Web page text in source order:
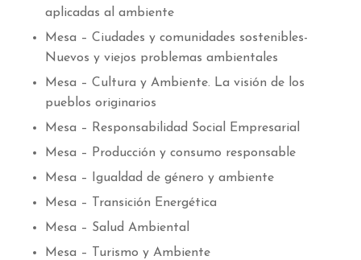
aplicadas al ambiente
Mesa – Ciudades y comunidades sostenibles-
Nuevos y viejos problemas ambientales
Mesa – Cultura y Ambiente. La visión de los
pueblos originarios
Mesa – Responsabilidad Social Empresarial
Mesa – Producción y consumo responsable
Mesa – Igualdad de género y ambiente
Mesa – Transición Energética
Mesa – Salud Ambiental
Mesa – Turismo y Ambiente